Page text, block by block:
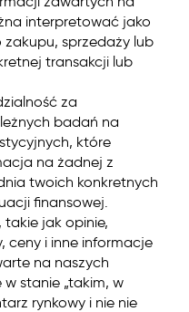
interpretować jako
sprzedaży lub
transakcji lub
za
badań na
które
na żadnej z
twoich konkretnych
finansowej.
takie jak opinie,
ceny i inne informacje
na naszych
stanie „takim, w
rynkowy i nie nie